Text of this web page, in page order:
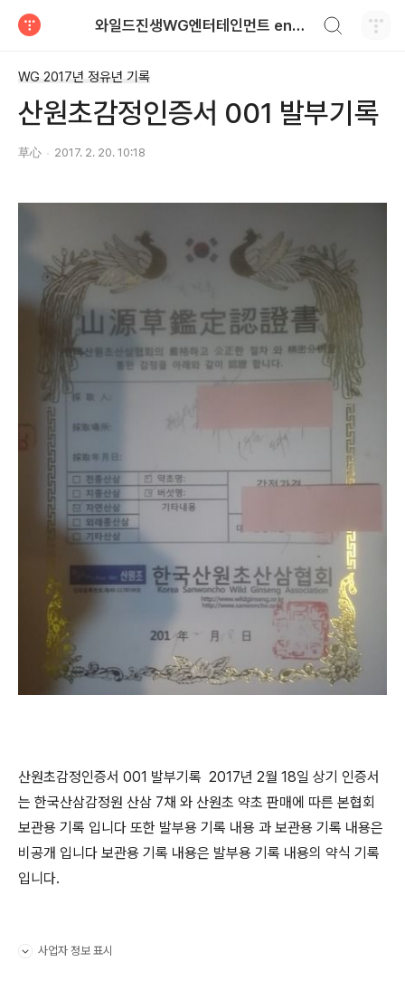
와일드진생WG엔터테인먼트 entertainment
WG 2017년 정유년 기록
산원초감정인증서 001 발부기록
草心 2017. 2. 20. 10:18
산원초감정인증서 001 발부기록 2017년 2월 18일 상기 인증서
는 한국산삼감정원 산삼 7채 와 산원초 약초 판매에 따른 본협회
보관용 기록 입니다 또한 발부용 기록 내용 과 보관용 기록 내용은
비공개 입니다 보관용 기록 내용은 발부용 기록 내용의 약식 기록
입니다.
사업자 정보 표시